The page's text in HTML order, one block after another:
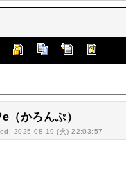
（かろんぷ）
2025-08-19 (火) 22:03:57